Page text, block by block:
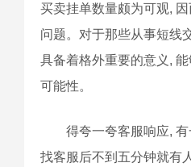
买卖挂单数量颇为可观,
问题。对于那些从事短线
具备着格外重要的意义,
可能性。
得夸一夸客服响应,
找客服后不到五分钟就有